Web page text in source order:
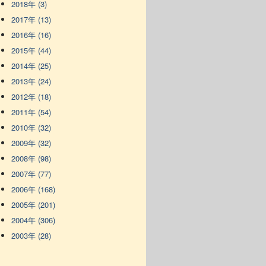
2018年 (3)
2017年 (13)
2016年 (16)
2015年 (44)
2014年 (25)
2013年 (24)
2012年 (18)
2011年 (54)
2010年 (32)
2009年 (32)
2008年 (98)
2007年 (77)
2006年 (168)
2005年 (201)
2004年 (306)
2003年 (28)